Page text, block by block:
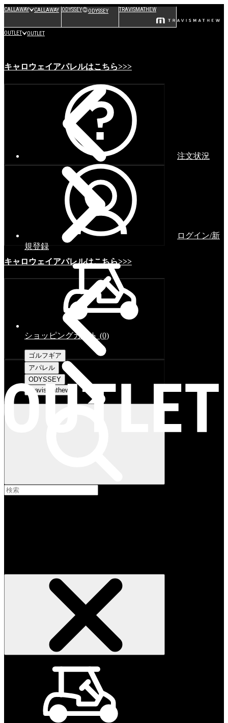
CALLAWAY CALLAWAY ODYSSEY ODYSSEY TRAVISMATHEW
OUTLET OUTLET
キャロウェイアパレルはこちら>>>
キャロウェイアパレルはこちら>>>
注文状況
ログイン/新
規登録
ショッピングカート (0)
ゴルフギア
アパレル
ODYSSEY
Travismathew